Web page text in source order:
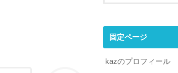
固定ページ
kazのプロフィール